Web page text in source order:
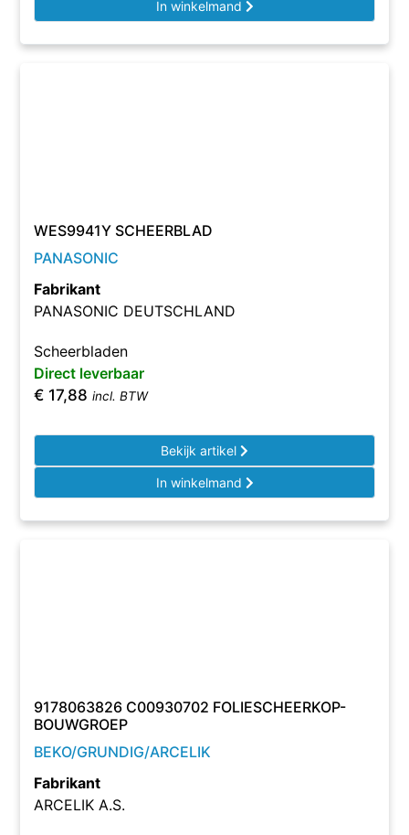
In winkelmand
WES9941Y SCHEERBLAD
PANASONIC
Fabrikant
PANASONIC DEUTSCHLAND
Scheerbladen
Direct leverbaar
€ 17,88 incl. BTW
Bekijk artikel
In winkelmand
9178063826 C00930702 FOLIESCHEERKOP-
BOUWGROEP
BEKO/GRUNDIG/ARCELIK
Fabrikant
ARCELIK A.S.